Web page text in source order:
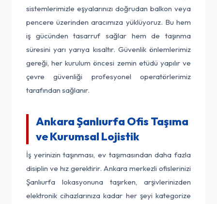
sistemlerimizle eşyalarınızı doğrudan balkon veya
pencere üzerinden aracımıza yüklüyoruz. Bu hem
iş gücünden tasarruf sağlar hem de taşınma
süresini yarı yarıya kısaltır. Güvenlik önlemlerimiz
gereği, her kurulum öncesi zemin etüdü yapılır ve
çevre güvenliği profesyonel operatörlerimiz
tarafından sağlanır.
Ankara Şanlıurfa Ofis Taşıma
ve Kurumsal Lojistik
İş yerinizin taşınması, ev taşımasından daha fazla
disiplin ve hız gerektirir. Ankara merkezli ofislerinizi
Şanlıurfa lokasyonuna taşırken, arşivlerinizden
elektronik cihazlarınıza kadar her şeyi kategorize